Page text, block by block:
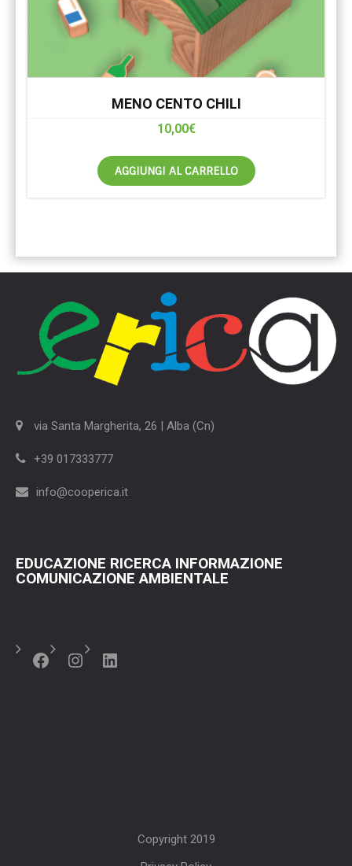
MENO CENTO CHILI
10,00€
AGGIUNGI AL CARRELLO
via Santa Margherita, 26 | Alba (Cn)
+39 017333777
info@cooperica.it
EDUCAZIONE RICERCA INFORMAZIONE
COMUNICAZIONE AMBIENTALE
Facebook
Instagram
LinkedIn
Copyright 2019